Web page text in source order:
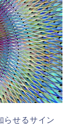
らせるサイン